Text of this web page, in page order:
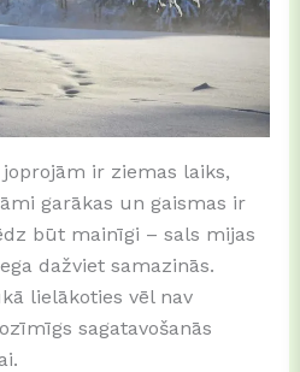
ir ziemas laiks,
garākas un gaismas ir
būt mainīgi – sals mijas
dažviet samazinās.
lielākoties vēl nav
sagatavošanās